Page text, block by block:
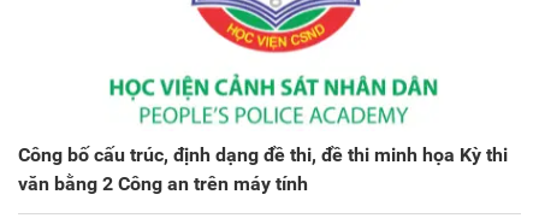
Công bố cấu trúc, định dạng đề thi, đề thi minh họa Kỳ thi
văn bằng 2 Công an trên máy tính